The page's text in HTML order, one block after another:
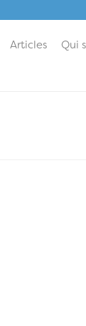
Articles Qui